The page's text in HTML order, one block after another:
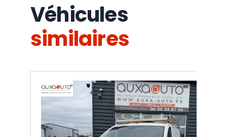
Véhicules
similaires